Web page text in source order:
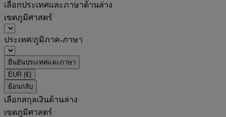
เลือกประเทศและภาษาด้านล่าง
เขตภูมิศาสตร์
ประเทศ/ภูมิภาค-ภาษา
ยืนยันประเทศและภาษา
EUR (€)
ย้อนกลับ
เลือกสกุลเงินด้านล่าง
เขตภูมิศาสตร์